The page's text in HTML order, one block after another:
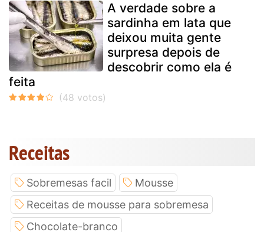
A verdade sobre a
sardinha em lata que
deixou muita gente
surpresa depois de
descobrir como ela é
feita
Receitas
Sobremesas facil
Mousse
Receitas de mousse para sobremesa
Chocolate-branco